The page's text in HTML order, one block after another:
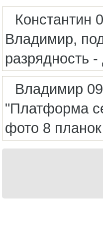
Константин
Владимир,
разрядность
Владимир
"Платформа
фото 8